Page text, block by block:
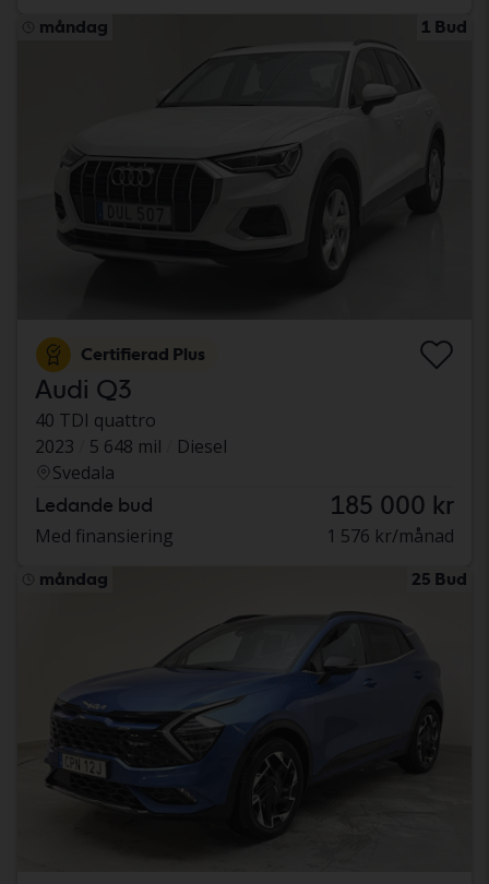
måndag 1 Bud
Certifierad Plus
Audi Q3
40 TDI quattro
2023
5 648 mil
Diesel
Svedala
Ledande bud 185 000 kr
Med finansiering 1 576 kr/månad
måndag 25 Bud